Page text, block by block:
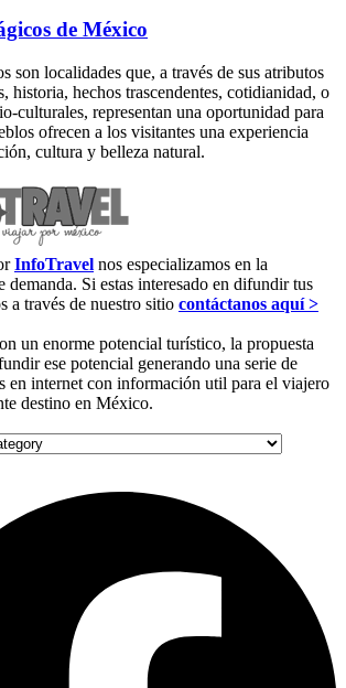
de México
son localidades que, a través de sus atributos
historia, hechos trascendentes, cotidianidad, o
culturales, representan una oportunidad para
ofrecen a los visitantes una experiencia
cultura y belleza natural.
InfoTravel nos especializamos en la
demanda. Si estas interesado en difundir tus
a través de nuestro sitio contáctanos aquí >
un enorme potencial turístico, la propuesta
ese potencial generando una serie de
en internet con información util para el viajero
destino en México.